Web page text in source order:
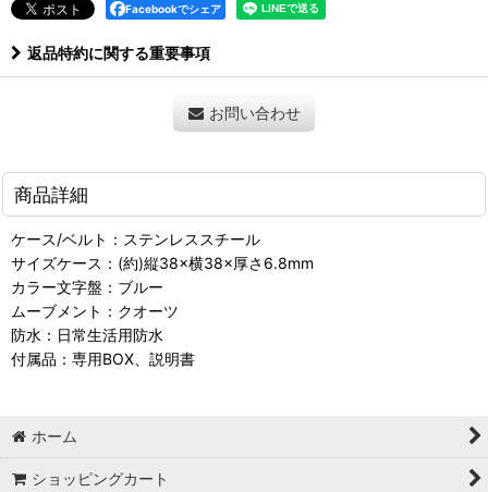
Facebookでシェア
返品特約に関する重要事項
お問い合わせ
商品詳細
ケース/ベルト：ステンレススチール
サイズケース：(約)縦38×横38×厚さ6.8mm
カラー文字盤：ブルー
ムーブメント：クオーツ
防水：日常生活用防水
付属品：専用BOX、説明書
ホーム
ショッピングカート